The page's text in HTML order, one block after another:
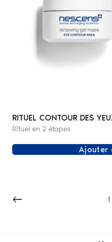
RITUEL CONTOUR DES
Rituel en 2 étapes
Ajouter
1